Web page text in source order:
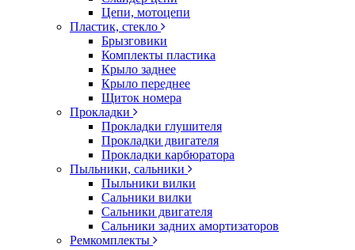
Цепи, мотоцепи
Пластик, стекло
Брызговики
Комплекты пластика
Крыло заднее
Крыло переднее
Щиток номера
Прокладки
Прокладки глушителя
Прокладки двигателя
Прокладки карбюратора
Пыльники, сальники
Пыльники вилки
Сальники вилки
Сальники двигателя
Сальники задних амортизаторов
Ремкомплекты